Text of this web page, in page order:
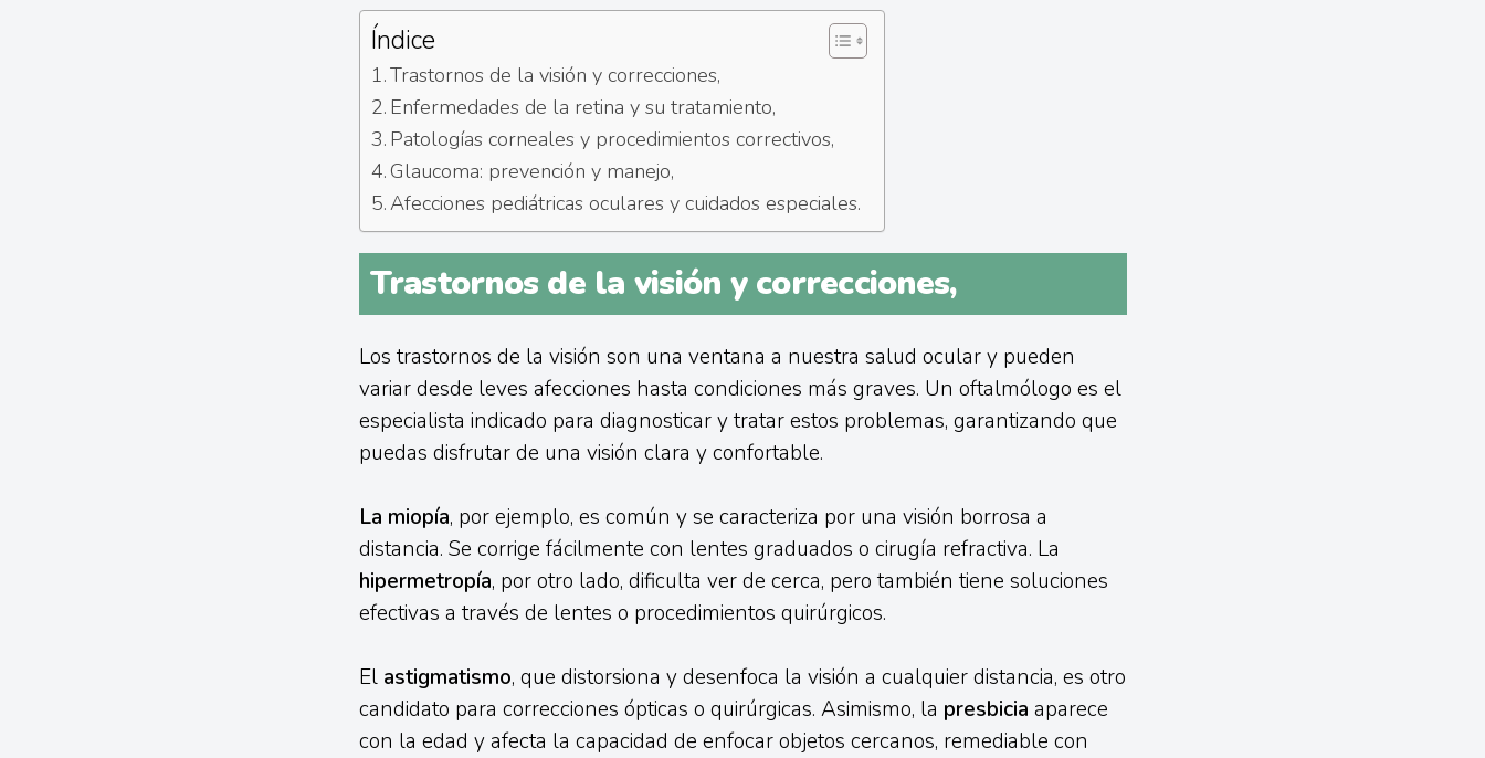
Índice
Trastornos de la visión y correcciones,
Enfermedades de la retina y su tratamiento,
Patologías corneales y procedimientos correctivos,
Glaucoma: prevención y manejo,
Afecciones pediátricas oculares y cuidados especiales.
Trastornos de la visión y correcciones,
Los trastornos de la visión son una ventana a nuestra salud ocular y pueden
variar desde leves afecciones hasta condiciones más graves. Un oftalmólogo es el
especialista indicado para diagnosticar y tratar estos problemas, garantizando que
puedas disfrutar de una visión clara y confortable.
La miopía, por ejemplo, es común y se caracteriza por una visión borrosa a
distancia. Se corrige fácilmente con lentes graduados o cirugía refractiva. La
hipermetropía, por otro lado, dificulta ver de cerca, pero también tiene soluciones
efectivas a través de lentes o procedimientos quirúrgicos.
El astigmatismo, que distorsiona y desenfoca la visión a cualquier distancia, es otro
candidato para correcciones ópticas o quirúrgicas. Asimismo, la presbicia aparece
con la edad y afecta la capacidad de enfocar objetos cercanos, remediable con